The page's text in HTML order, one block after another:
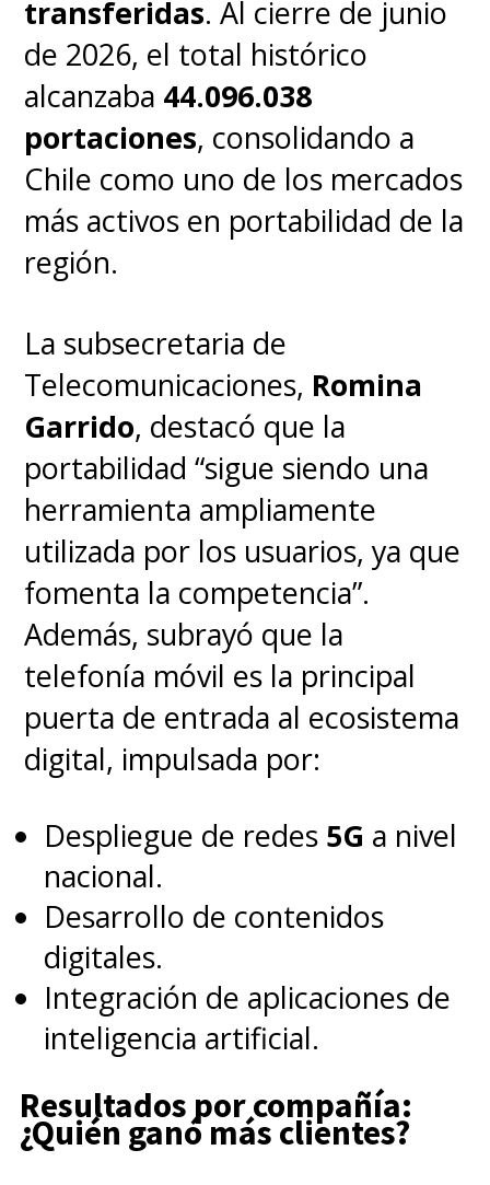
transferidas. Al cierre de junio
de 2026, el total histórico
alcanzaba 44.096.038
portaciones, consolidando a
Chile como uno de los mercados
más activos en portabilidad de la
región.
La subsecretaria de
Telecomunicaciones, Romina
Garrido, destacó que la
portabilidad “sigue siendo una
herramienta ampliamente
utilizada por los usuarios, ya que
fomenta la competencia”.
Además, subrayó que la
telefonía móvil es la principal
puerta de entrada al ecosistema
digital, impulsada por:
Despliegue de redes 5G a nivel
nacional.
Desarrollo de contenidos
digitales.
Integración de aplicaciones de
inteligencia artificial.
Resultados por compañía:
¿Quién ganó más clientes?